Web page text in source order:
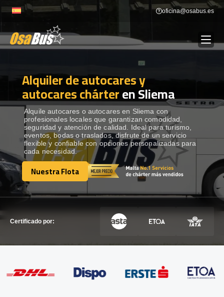
to
oficina@osabus.es
ALQUILER DE AUTOCARES
DESTINOS Show dropdown
RECORRIDAS Show dropdown
FLOTA
Alquiler de autocares y
autocares chárteren Sliema
Alquile autocares o autocares en Sliema con
profesionales locales que garantizan comodidad,
seguridad y atención de calidad. Ideal para turismo,
eventos, bodas o traslados, disfrute de un servicio
flexible y confiable con opciones personalizadas para
cada necesidad.
Nuestra Flota
Nuestra Flota
Certificado por: